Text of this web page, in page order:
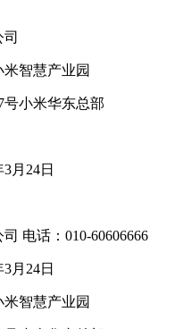
智慧产业园
小米华东总部
月24日
电话：010-60606666
月24日
智慧产业园